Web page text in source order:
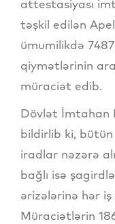
attestasiyası
təşkil edilən
ümumilikdə
qiymətlərinin
müraciət edib.
Dövlət İmtahan
bildirlib ki, bütün
iradlar nəzərə
bağlı isə
ərizələrinə hər
Müraciətlərin